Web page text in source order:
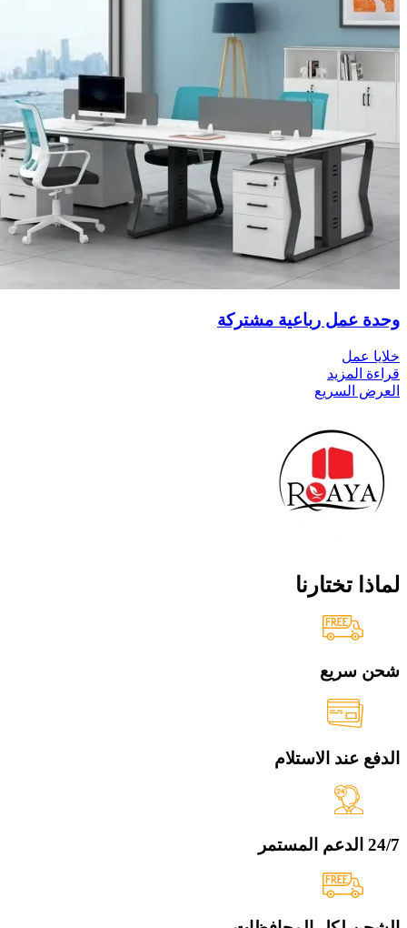
وحدة عمل رباعية مشتركة
خلايا عمل
قراءة المزيد
العرض السريع
لماذا تختارنا
شحن سريع
الدفع عند الاستلام
24/7 الدعم المستمر